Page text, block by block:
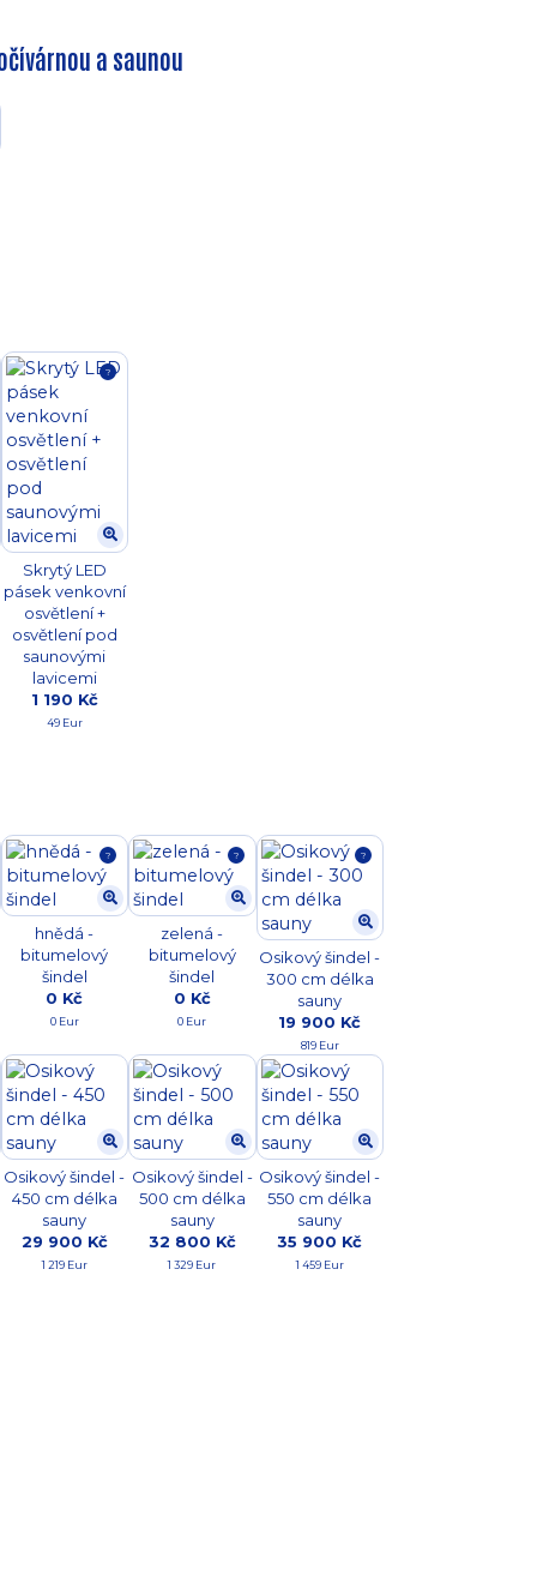
a saunou
Skrytý LED
pásek venkovní
osvětlení +
osvětlení pod
saunovými
lavicemi
?
1 190 Kč
49 Eur
hnědá -
bitumelový
šindel
?
0 Kč
0 Eur
zelená -
bitumelový
šindel
?
0 Kč
0 Eur
Osikový šindel -
300 cm délka
sauny
?
19 900 Kč
819 Eur
Osikový šindel -
450 cm délka
sauny
29 900 Kč
1 219 Eur
Osikový šindel -
500 cm délka
sauny
32 800 Kč
1 329 Eur
Osikový šindel -
550 cm délka
sauny
35 900 Kč
1 459 Eur